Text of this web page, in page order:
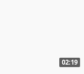
02:19